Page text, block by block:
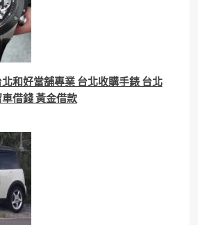
和好當舖專業 台北收購手錶 台北
借錢 黃金借款